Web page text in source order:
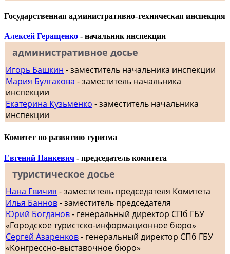
Государственная административно-техническая инспекция
Алексей Геращенко - начальник инспекции
административное досье
Игорь Башкин - заместитель начальника инспекции
Мария Булгакова - заместитель начальника
инспекции
Екатерина Кузьменко - заместитель начальника
инспекции
Комитет по развитию туризма
Евгений Панкевич - председатель комитета
туристическое досье
Нана Гвичия - заместитель председателя Комитета
Илья Баннов- заместитель председателя
Юрий Богданов- генеральный директор СПб ГБУ
«Городское туристско-информационное бюро»
Сергей Азаренков- генеральный директор СПб ГБУ
«Конгрессно-выставочное бюро»